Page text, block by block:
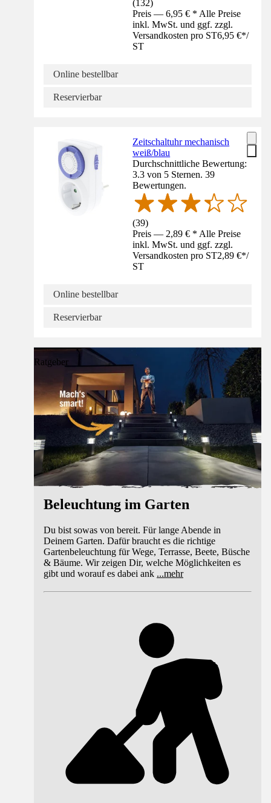
(132)
Preis — 6,95 € * Alle Preise
inkl. MwSt. und ggf. zzgl.
Versandkosten pro ST6,95 €*/
ST
Online bestellbar
Reservierbar
Zeitschaltuhr mechanisch
weiß/blau
Durchschnittliche Bewertung:
3.3 von 5 Sternen. 39
Bewertungen.
(39)
Preis — 2,89 € * Alle Preise
inkl. MwSt. und ggf. zzgl.
Versandkosten pro ST2,89 €*/
ST
Online bestellbar
Reservierbar
Ratgeber
Beleuchtung im Garten
Du bist sowas von bereit. Für lange Abende in
Deinem Garten. Dafür braucht es die richtige
Gartenbeleuchtung für Wege, Terrasse, Beete, Büsche
& Bäume. Wir zeigen Dir, welche Möglichkeiten es
gibt und worauf es dabei ank ...mehr